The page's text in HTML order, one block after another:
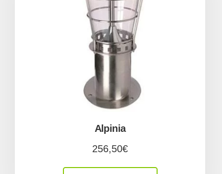
Alpinia
256,50€